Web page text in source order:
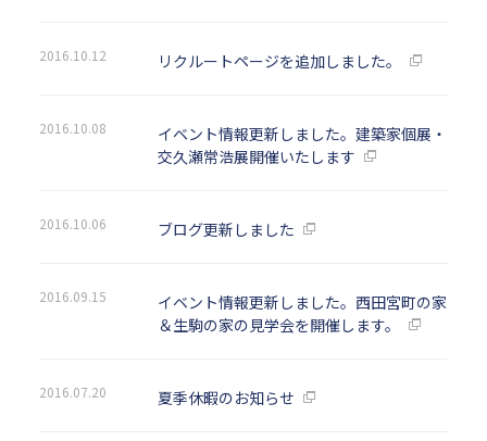
2016.10.12 リクルートページを追加しました。
2016.10.08
イベント情報更新しました。建築家個展・
交久瀬常浩展開催いたします
2016.10.06 ブログ更新しました
2016.09.15
イベント情報更新しました。西田宮町の家
＆生駒の家の見学会を開催します。
2016.07.20 夏季休暇のお知らせ